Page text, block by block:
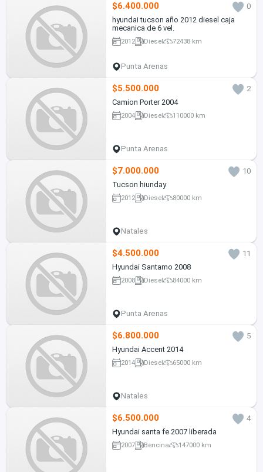
$6.400.000
0
hyundai tucson año 2012 diesel caja
mecanica de 6 vel.
2012 Diesel 72438 km
Punta Arenas
$5.500.000
2
Camion Porter 2004
2004 Diesel 110000 km
Punta Arenas
$7.000.000
10
Tucson hiunday
2012 Diesel 80000 km
Natales
$4.500.000
11
Hyundai Santamo 2008
2008 Diesel 84000 km
Punta Arenas
$6.800.000
5
Hyundai Accent 2014
2014 Diesel 65000 km
Natales
$6.500.000
4
Hyundai santa fe 2007 liberada
2007 Bencina 147000 km